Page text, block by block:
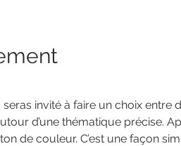
invité à faire un choix
d’une thématique précise.
de couleur. C’est une façon